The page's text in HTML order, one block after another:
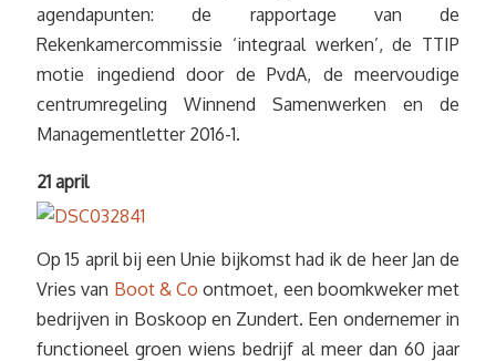
agendapunten: de rapportage van de
Rekenkamercommissie ‘integraal werken’, de TTIP
motie ingediend door de PvdA, de meervoudige
centrumregeling Winnend Samenwerken en de
Managementletter 2016-1.
21 april
Op 15 april bij een Unie bijkomst had ik de heer Jan de
Vries van Boot & Co ontmoet, een boomkweker met
bedrijven in Boskoop en Zundert. Een ondernemer in
functioneel groen wiens bedrijf al meer dan 60 jaar